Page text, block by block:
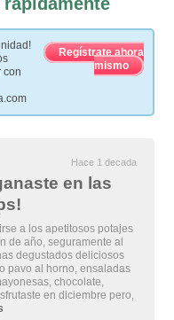
con
Regístrate ahora
mismo
Hace 1 decada
en las
a los apetitosos potajes
de año, seguramente al
degustados deliciosos
pavo al horno, ensaladas
chocolate,
en diciembre pero,